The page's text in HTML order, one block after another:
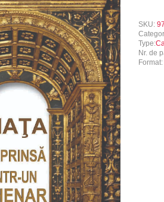
SKU:
Type:
Nr. de
Format: